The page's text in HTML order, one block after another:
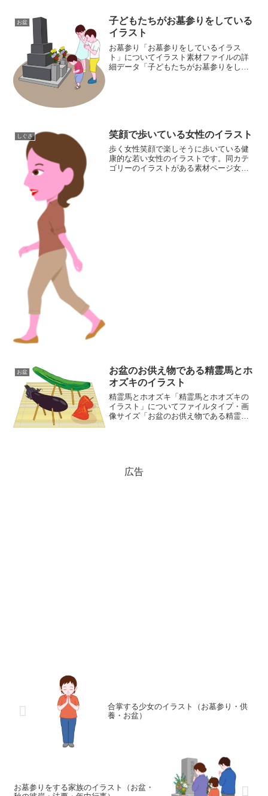
ーのスラックスという清潔感のある私服
姿のため、かしこまりすぎ...
お盆
子どもたちがお墓参りをしている
イラスト
お墓参り「お墓参りをしているイラス
ト」についてイラスト素材ファイルの詳
細データ「子どもたちがお墓参りをして
しぐさ 笑顔で歩いている女性のイラスト
歩く女性笑顔で楽しそうに歩いている健
康的な若い女性のイラストです。同カテ
ゴリーのイラストがある素材ページ女性
お盆
お盆のお供え物である精霊馬とホ
オズキのイラスト
精霊馬とホオズキ「精霊馬とホオズキの
イラスト」についてファイルタイプ・画
像サイズ「お盆のお供え物である精霊馬
広告
合掌する少女のイラスト（お墓参り・供
養・お盆）
お墓参りをする家族のイラスト（お盆・